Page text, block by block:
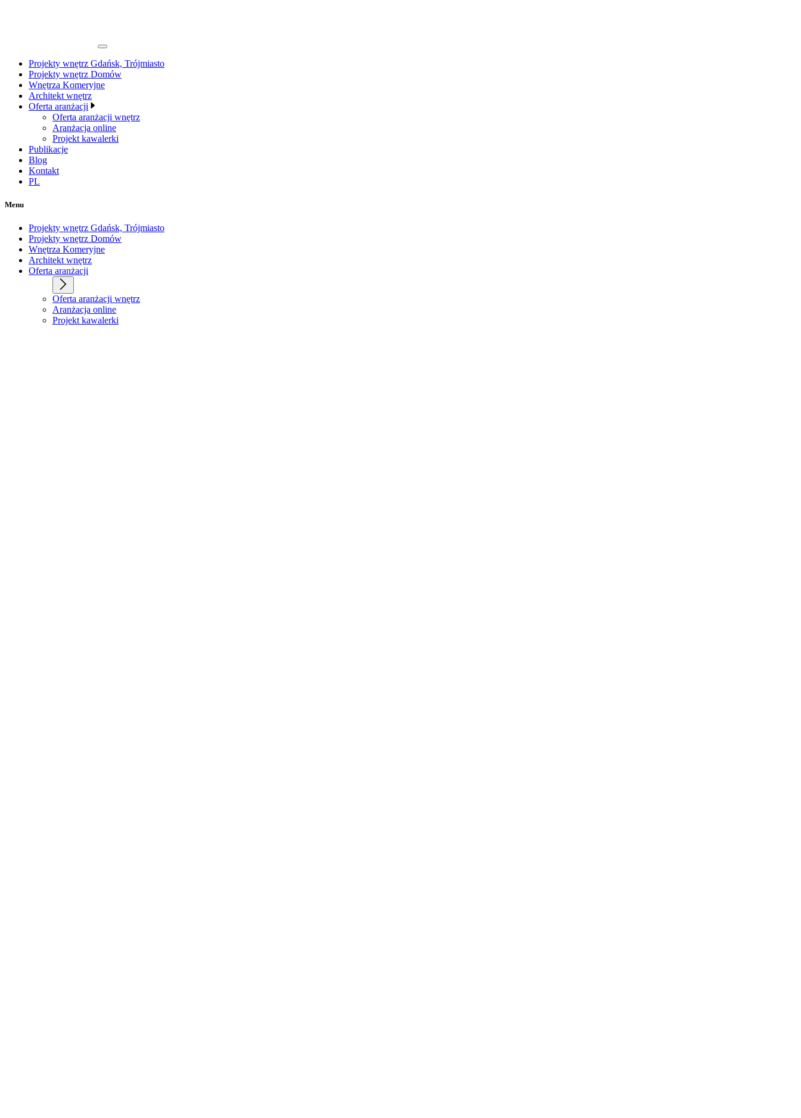
Projekty wnętrz Gdańsk, Trójmiasto
Projekty wnętrz Domów
Wnętrza Komeryjne
Architekt wnętrz
Oferta aranżacji
Oferta aranżacji wnętrz
Aranżacja online
Projekt kawalerki
Publikacje
Blog
Kontakt
PL
Menu
Projekty wnętrz Gdańsk, Trójmiasto
Projekty wnętrz Domów
Wnętrza Komeryjne
Architekt wnętrz
Oferta aranżacji
Oferta aranżacji wnętrz
Aranżacja online
Projekt kawalerki